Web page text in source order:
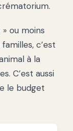
ou moins
c’est
à la
C’est aussi
le budget